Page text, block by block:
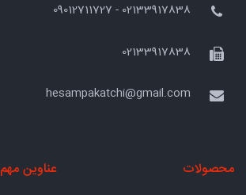
02133917838 - 09012711727
02133917838
hesampakatchi@gmail.com
محصولات عناوین مهم